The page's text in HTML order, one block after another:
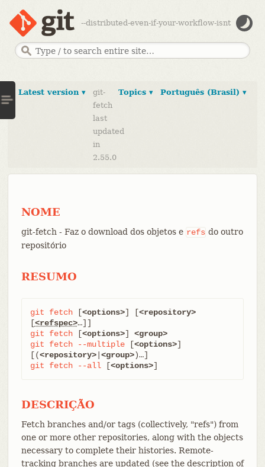
--distributed-even-if-your-workflow-isnt
Português (Brasil) ▾
Topics ▾
Latest version ▾
git-
fetch
last
updated
in
2.55.0
NOME
git-fetch - Faz o download dos objetos e refs do outro
repositório
RESUMO
git fetch [<options>] [<repository>
[<refspec>
git
fetch [<options>] <group>
git
fetch --multiple [<options>]
[(<repository>| <group>
git
fetch --all [<options>]
DESCRIÇÃO
Fetch branches and/or tags (collectively, "refs") from
one or more other repositories, along with the objects
necessary to complete their histories. Remote-
tracking branches are updated (see the description of